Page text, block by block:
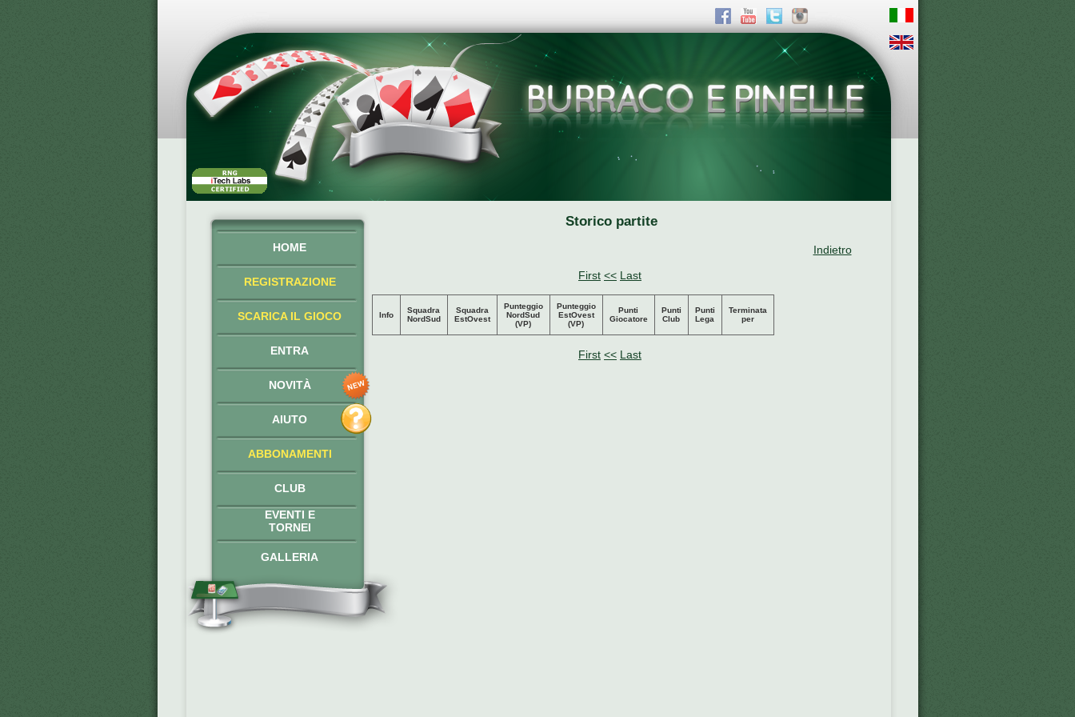
HOME
REGISTRAZIONE
SCARICA IL GIOCO
ENTRA
NOVITÀ
AIUTO
ABBONAMENTI
CLUB
EVENTI E
TORNEI
GALLERIA
Storico partite
Indietro
First << Last
Info
Squadra
NordSud
Squadra
EstOvest
Punteggio
NordSud
(VP)
Punteggio
EstOvest
(VP)
Punti
Giocatore
Punti
Club
Punti
Lega
Terminata
per
First << Last